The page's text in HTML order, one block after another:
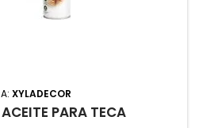
XYLADECOR
PARA TECA